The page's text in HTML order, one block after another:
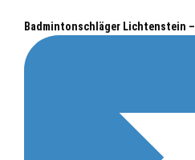
Badmintonschläger Lichtenstein –